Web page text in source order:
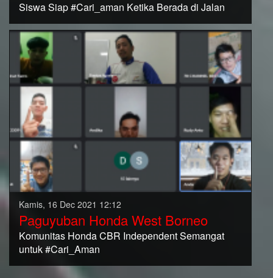
Siswa Siap #Cari_aman Ketika Berada di Jalan
Kamis, 16 Dec 2021 12:12
Paguyuban Honda West Borneo
Komunitas Honda CBR Independent Semangat
untuk #Cari_Aman